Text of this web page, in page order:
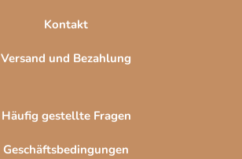
Kontakt
Versand und Bezahlung
Häufig gestellte Fragen
Geschäftsbedingungen